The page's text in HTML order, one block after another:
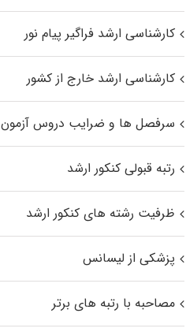
کارشناسی ارشد فراگیر پیام نور
کارشناسی ارشد خارج از کشور
سرفصل ها و ضرایب دروس آزمون
رتبه قبولی کنکور ارشد
ظرفیت رشته های کنکور ارشد
پزشکی از لیسانس
مصاحبه با رتبه های برتر